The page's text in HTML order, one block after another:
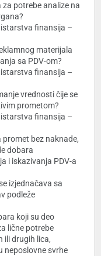
potrebe analize na
finansija –
materijala
sa PDV-om?
finansija –
vrednosti čije se
prometom?
finansija –
bez naknade,
dobara
i iskazivanja PDV-a
izjednačava sa
podleže
koji su deo
lične potrebe
ili drugih lica,
neposlovne svrhe